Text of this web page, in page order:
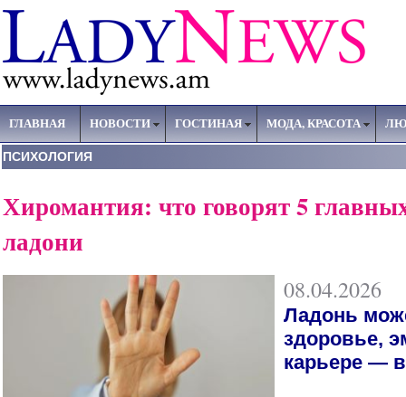
ГЛАВНАЯ НОВОСТИ ГОСТИНАЯ МОДА, КРАСОТА
ПСИХОЛОГИЯ
Хиромантия: что говорят 5
ладони
08.04.2026
Ладонь
здоровье,
карьере —